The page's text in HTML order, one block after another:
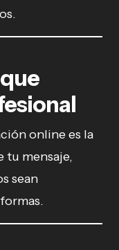
online es la
tu mensaje,
sean